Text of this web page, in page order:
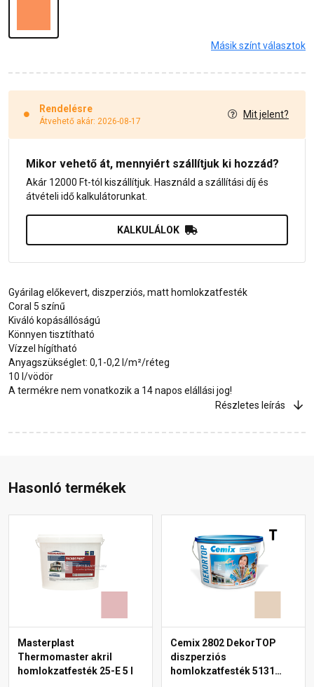
Másik színt választok
Rendelésre
Átvehető akár: 2026-08-17
Mit jelent?
Mikor vehető át, mennyiért szállítjuk ki hozzád?
Akár 12000 Ft-tól kiszállítjuk. Használd a szállítási díj és
átvételi idő kalkulátorunkat.
KALKULÁLOK
Gyárilag előkevert, diszperziós, matt homlokzatfesték
Coral 5 színű
Kiváló kopásállóságú
Könnyen tisztítható
Vízzel hígítható
Anyagszükséglet: 0,1-0,2 l/m²/réteg
10 l/vödör
A termékre nem vonatkozik a 14 napos elállási jog!
Részletes leírás
Hasonló termékek
Masterplast
Thermomaster akril
homlokzatfesték 25-E 5 l
Cemix 2802 DekorTOP
diszperziós
homlokzatfesték 5131